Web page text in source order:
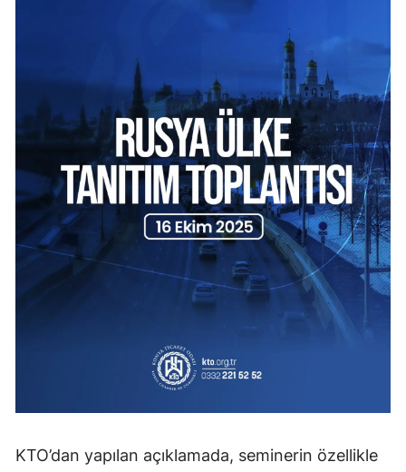
Kars
Kastamonu
Kayseri
Kırklareli
Kırşehir
Kocaeli
Konya
Kütahya
Mardin
KTO’dan yapılan açıklamada, seminerin özellikle